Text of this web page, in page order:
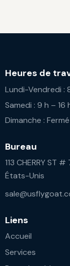
Heures de
Lundi-Vendredi :
Samedi : 9 h – 16
Dimanche : Fermé
Bureau
113 CHERRY ST
États-Unis
Liens
Accueil
Services